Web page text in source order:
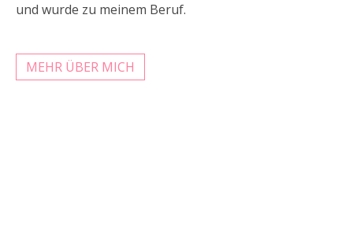
und wurde zu meinem Beruf.
MEHR ÜBER MICH